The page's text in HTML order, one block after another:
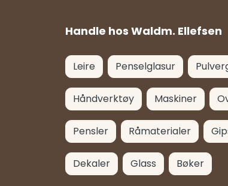
Handle hos Waldm. Ellefsen
Leire Penselglasur
Håndverktøy Maskiner
Pensler Råmaterialer
Dekaler Glass Bøker